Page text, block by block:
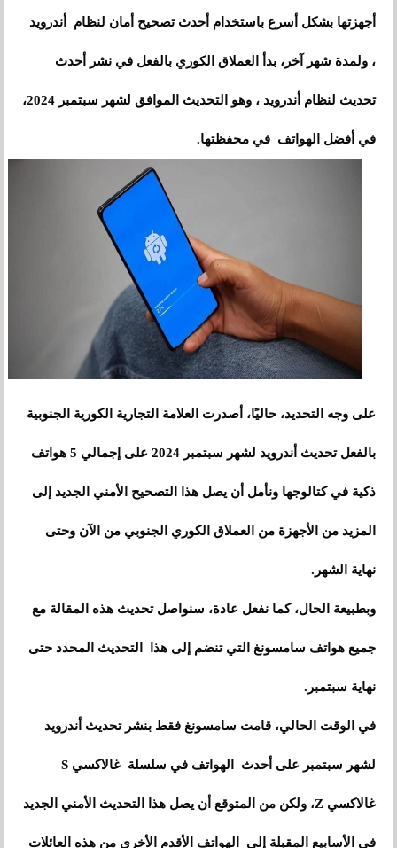
أجهزتها بشكل أسرع باستخدام أحدث تصحيح أمان لنظام أندرويد
، ولمدة شهر آخر، بدأ العملاق الكوري بالفعل في نشر أحدث
تحديث لنظام أندرويد ، وهو التحديث الموافق لشهر سبتمبر 2024،
في أفضل الهواتف في محفظتها.
على وجه التحديد، حاليًا، أصدرت العلامة التجارية الكورية الجنوبية
بالفعل تحديث أندرويد لشهر سبتمبر 2024 على إجمالي 5 هواتف
ذكية في كتالوجها ونأمل أن يصل هذا التصحيح الأمني ​​الجديد إلى
المزيد من الأجهزة من العملاق الكوري الجنوبي من الآن وحتى
نهاية الشهر.
وبطبيعة الحال، كما نفعل عادة، سنواصل تحديث هذه المقالة مع
جميع هواتف سامسونغ التي تنضم إلى هذا التحديث المحدد حتى
نهاية سبتمبر.
في الوقت الحالي، قامت سامسونغ فقط بنشر تحديث أندرويد
لشهر سبتمبر على أحدث الهواتف في سلسلة غالاكسي S
غالاكسي Z، ولكن من المتوقع أن يصل هذا التحديث الأمني ​​الجديد
في الأسابيع المقبلة إلى الهواتف الأقدم الأخرى من هذه العائلات